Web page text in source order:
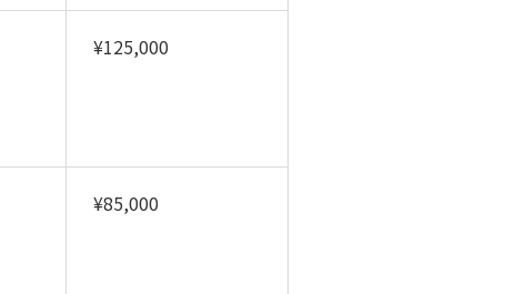
¥125,000
¥85,000